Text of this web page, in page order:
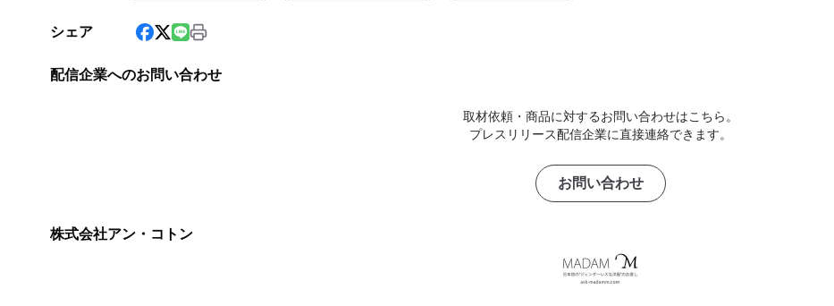
シェア
配信企業へのお問い合わせ
取材依頼・商品に対するお問い合わせはこちら。
プレスリリース配信企業に直接連絡できます。
お問い合わせ
株式会社アン・コトン